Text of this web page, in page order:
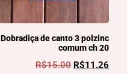
Dobradiça de canto 3 polzinc
comum ch 20
R$15.00 R$11.26